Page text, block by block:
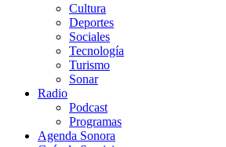
Cultura
Deportes
Sociales
Tecnología
Turismo
Sonar
Radio
Podcast
Programas
Agenda Sonora